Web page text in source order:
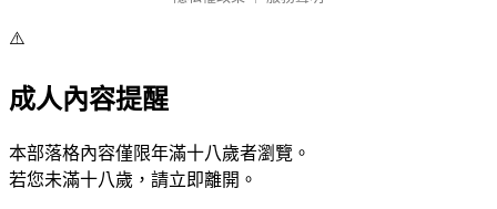
⚠️
成人內容提醒
本部落格內容僅限年滿十八歲者瀏覽。
若您未滿十八歲，請立即離開。